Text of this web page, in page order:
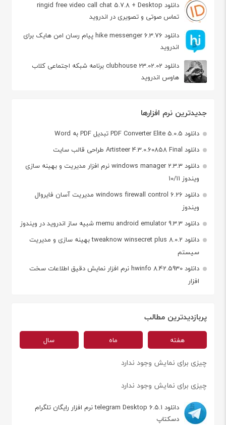
دانلود ringid free video call chat 5.7.8 + Desktop
تماس صوتی و تصویری در اندروید
دانلود hike messenger 6.3.76 پیام‌ رسان‌ امن هایک برای
اندروید
دانلود clubhouse 23.02.02 برنامه شبکه اجتماعی کلاب
هاوس اندروید
جدیدترین نرم افزارها
دانلود PDF Converter Elite 5.0.5 تبدیل PDF به Word
دانلود Artisteer 4.3.0.60858 Final طراحی قالب سایت
دانلود windows manager 2.3.3 نرم افزار مدیریت و بهینه سازی
ویندوز 10/11
دانلود windows firewall control 6.26 مدیریت آسان فایروال
ویندوز
دانلود memu android emulator 9.3.3 شبیه ساز اندروید در ویندوز
دانلود tweaknow winsecret plus 8.0.2 بهینه سازی و مدیریت
سیستم
دانلود hwinfo 8.42.5930 نرم افزار نمایش دقیق اطلاعات سخت
افزار
پربازدیدترین مطالب
هفته ماه سال
چیزی برای نمایش وجود ندارد
چیزی برای نمایش وجود ندارد
دانلود telegram Desktop 6.5.1 نرم افزار رایگان تلگرام
دسکتاپ